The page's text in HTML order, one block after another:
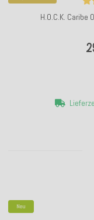
Neu
H.O.C.K. Caribe